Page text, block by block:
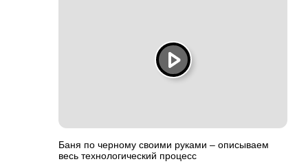
Баня по черному своими руками – описываем
весь технологический процесс